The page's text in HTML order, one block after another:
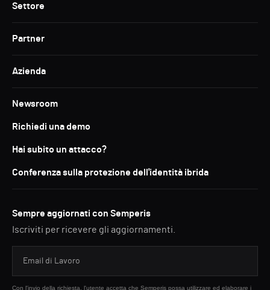
Settore
Partner
Azienda
Newsroom
Richiedi una demo
Hai subito un attacco?
Conferenza sulla protezione dell'identità ibrida
Sempre aggiornati con Semperis
Iscriviti per ricevere gli aggiornamenti.
Con l'invio della richiesta, l'utente accetta che Semperis possa utilizzare ed elaborare i